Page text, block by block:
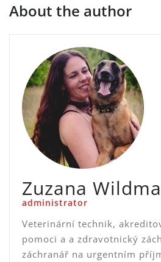
About the author
Zuzana
administrator
Veterinární technik,
pomoci a a zdravotnický
záchranář na urgentním